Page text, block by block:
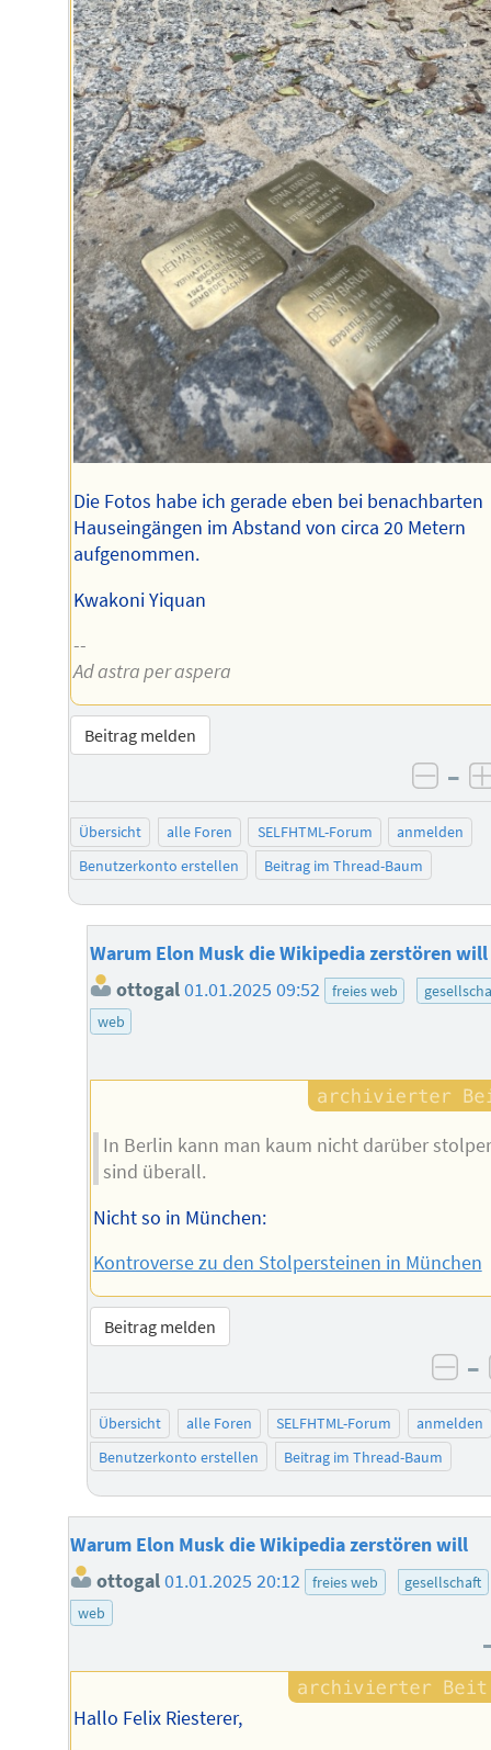
Die Fotos habe ich gerade eben bei benachbarten
Hauseingängen im Abstand von circa 20 Metern
aufgenommen.
Kwakoni Yiquan
--
Ad astra per aspera
Beitrag melden
–
Übersicht alle Foren SELFHTML-Forum
anmelden
Benutzerkonto erstellen
Beitrag im Thread-Baum
Warum Elon Musk die Wikipedia zerstören will
ottogal01.01.2025 09:52 freies web
web
In Berlin kann man kaum nicht darüber
sind überall.
Nicht so in München:
Kontroverse zu den Stolpersteinen in München
Beitrag melden
–
Übersicht alle Foren SELFHTML-Forum
anmelden
Benutzerkonto erstellen
Beitrag im Thread-Baum
Warum Elon Musk die Wikipedia zerstören will
ottogal01.01.2025 20:12 freies web
gesellschaft
web
Hallo Felix Riesterer,